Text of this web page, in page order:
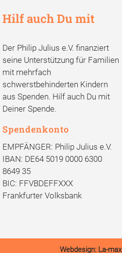
Hilf auch Du mit
Der Philip Julius e.V. finanziert
seine Unterstützung für Familien
mit mehrfach
schwerstbehinderten Kindern
aus Spenden. Hilf auch Du mit
Deiner Spende.
Spendenkonto
EMPFÄNGER: Philip Julius e.V.
IBAN: DE64 5019 0000 6300
8649 35
BIC: FFVBDEFFXXX
Frankfurter Volksbank
Webdesign: La-max